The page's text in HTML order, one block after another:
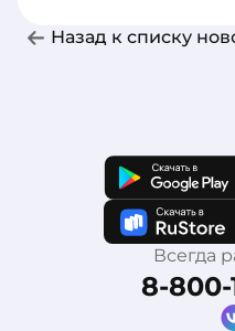
Назад к списку
Всегда
8-800-